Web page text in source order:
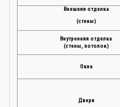
Внешняя отделка
(стены)
Внутренняя отделка
(стены, потолок)
Окна
Двери